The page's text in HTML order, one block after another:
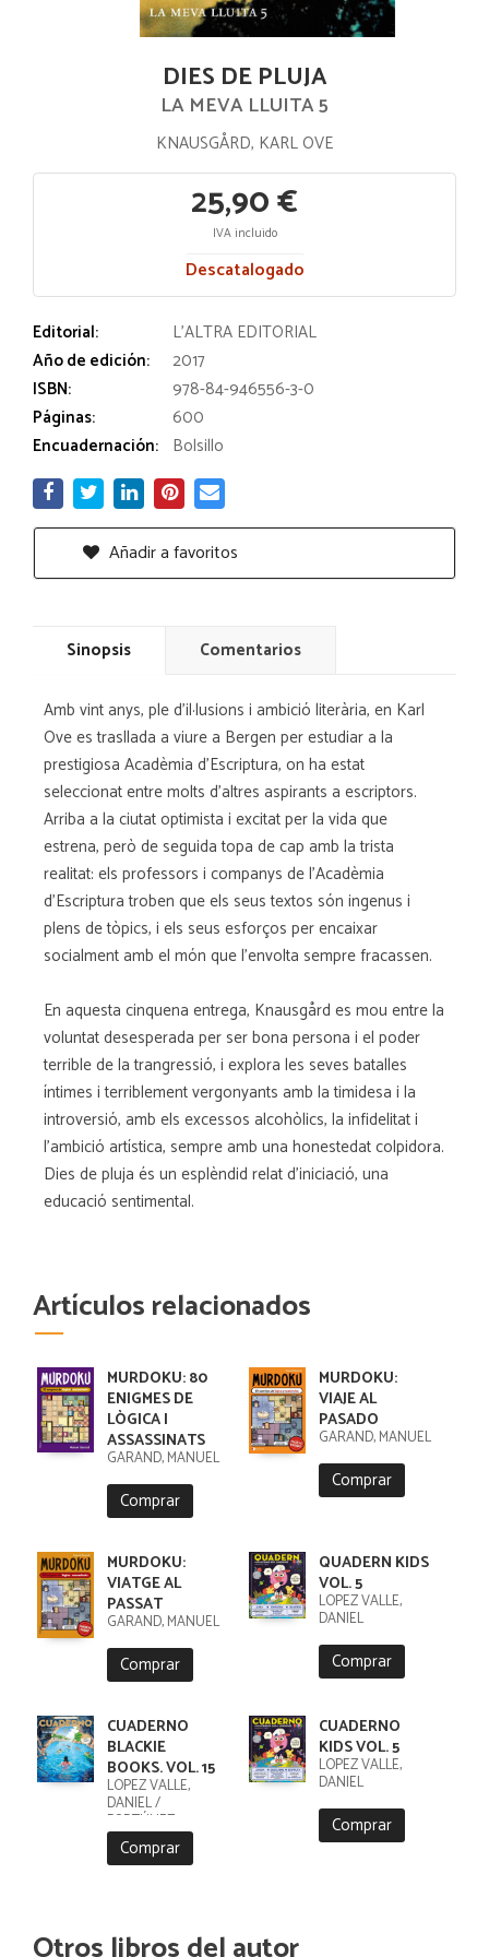
DIES DE PLUJA
LA MEVA LLUITA 5
KNAUSGÅRD, KARL OVE
25,90 €
IVA incluido
Descatalogado
Editorial:
L'ALTRA EDITORIAL
Año de edición:
2017
ISBN:
978-84-946556-3-0
Páginas:
600
Encuadernación: Bolsillo
Añadir a favoritos
Sinopsis Comentarios
Amb vint anys, ple d'il·lusions i ambició literària, en Karl
Ove es trasllada a viure a Bergen per estudiar a la
prestigiosa Acadèmia d'Escriptura, on ha estat
seleccionat entre molts d'altres aspirants a escriptors.
Arriba a la ciutat optimista i excitat per la vida que
estrena, però de seguida topa de cap amb la trista
realitat: els professors i companys de l'Acadèmia
d'Escriptura troben que els seus textos són ingenus i
plens de tòpics, i els seus esforços per encaixar
socialment amb el món que l'envolta sempre fracassen.
En aquesta cinquena entrega, Knausgård es mou entre la
voluntat desesperada per ser bona persona i el poder
terrible de la trangressió, i explora les seves batalles
íntimes i terriblement vergonyants amb la timidesa i la
introversió, amb els excessos alcohòlics, la infidelitat i
l'ambició artística, sempre amb una honestedat colpidora.
Dies de pluja és un esplèndid relat d'iniciació, una
educació sentimental.
Artículos relacionados
MURDOKU: 80
ENIGMES DE
LÒGICA I
ASSASSINATS
GARAND, MANUEL
Comprar
MURDOKU:
VIAJE AL
PASADO
GARAND, MANUEL
Comprar
MURDOKU:
VIATGE AL
PASSAT
GARAND, MANUEL
Comprar
QUADERN KIDS
VOL. 5
LÓPEZ VALLE,
DANIEL
Comprar
CUADERNO
BLACKIE
BOOKS. VOL. 15
LÓPEZ VALLE,
DANIEL /
FORTÚNEZ,
CRISTOBAL
Comprar
CUADERNO
KIDS VOL. 5
LÓPEZ VALLE,
DANIEL
Comprar